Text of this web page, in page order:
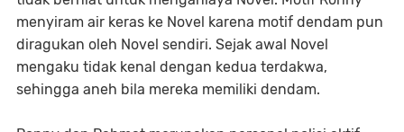
menyiram air keras ke Novel karena motif dendam pun
diragukan oleh Novel sendiri. Sejak awal Novel
mengaku tidak kenal dengan kedua terdakwa,
sehingga aneh bila mereka memiliki dendam.